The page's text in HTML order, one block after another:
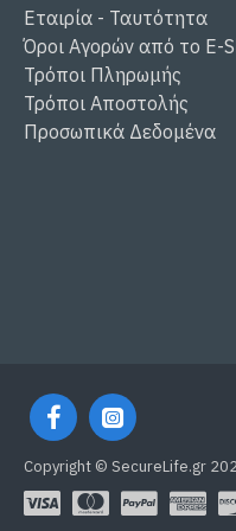
Εταιρία - Ταυτότητα
Όροι Αγορών από το E-
Τρόποι Πληρωμής
Τρόποι Αποστολής
Προσωπικά Δεδομένα
Copyright © SecureLife.gr